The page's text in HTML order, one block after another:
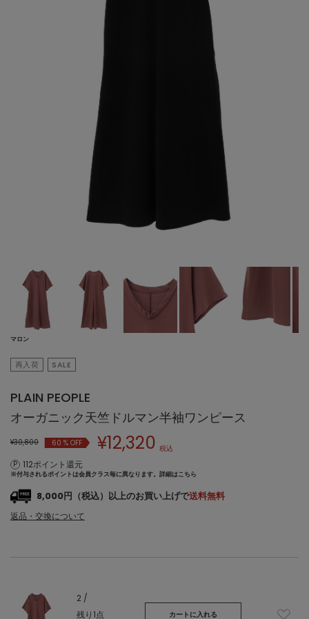
マロン
再入荷 SALE
PLAIN PEOPLE
オーガニック天竺ドルマン半袖ワンピース
¥30,800 60% OFF ¥12,320 税込
112ポイント還元
※付与されるポイントは会員クラス毎に異なります。 詳細はこちら
8,000円（税込）以上のお買い上げで送料無料
返品・交換について
2 /
残り1点
カートに入れる